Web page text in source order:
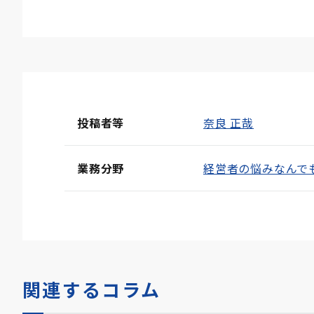
投稿者等 奈良 正哉
業務分野 経営者の悩みなんで
関連するコラム